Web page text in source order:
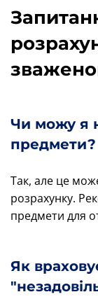
Чи можу я
предмети?
Так, але це
розрахунку.
предмети для
Як